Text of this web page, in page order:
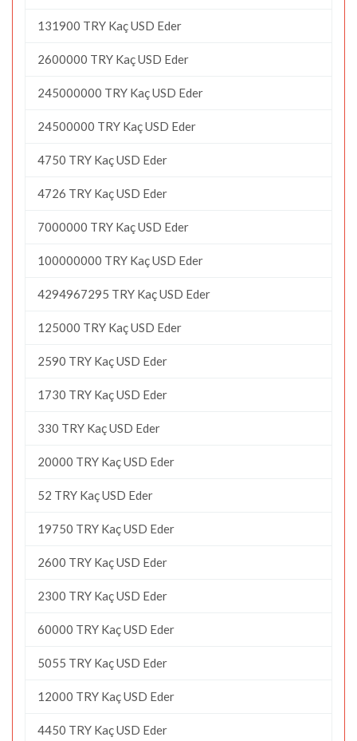
131900 TRY Kaç USD Eder
2600000 TRY Kaç USD Eder
245000000 TRY Kaç USD Eder
24500000 TRY Kaç USD Eder
4750 TRY Kaç USD Eder
4726 TRY Kaç USD Eder
7000000 TRY Kaç USD Eder
100000000 TRY Kaç USD Eder
4294967295 TRY Kaç USD Eder
125000 TRY Kaç USD Eder
2590 TRY Kaç USD Eder
1730 TRY Kaç USD Eder
330 TRY Kaç USD Eder
20000 TRY Kaç USD Eder
52 TRY Kaç USD Eder
19750 TRY Kaç USD Eder
2600 TRY Kaç USD Eder
2300 TRY Kaç USD Eder
60000 TRY Kaç USD Eder
5055 TRY Kaç USD Eder
12000 TRY Kaç USD Eder
4450 TRY Kaç USD Eder